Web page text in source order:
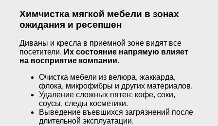
Химчистка мягкой мебели в зонах
ожидания и ресепшен
Диваны и кресла в приемной зоне видят все
посетители. Их состояние напрямую влияет
на восприятие компании.
Очистка мебели из велюра, жаккарда,
флока, микрофибры и других материалов.
Удаление сложных пятен: кофе, соки,
соусы, следы косметики.
Выведение въевшихся загрязнений после
длительной эксплуатации.